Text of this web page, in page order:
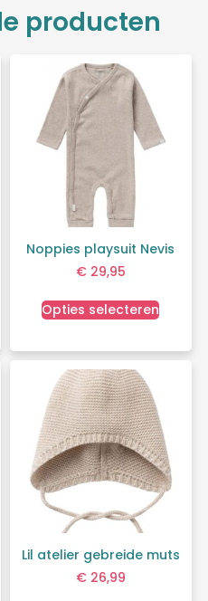
producten
Noppies playsuit Nevis
€29,95
Opties selecteren
Lil atelier gebreide muts
€26,99